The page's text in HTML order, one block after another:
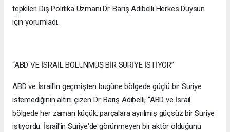
tepkileri Dış Politika Uzmanı Dr. Barış Adıbelli Herkes Duysun
için yorumladı.
“ABD VE İSRAİL BÖLÜNMÜŞ BİR SURİYE İSTİYOR”
ABD ve İsrail'in geçmişten bugüne bölgede güçlü bir Suriye
istemediğinin altını çizen Dr. Barış Adıbelli, “ABD ve İsrail
bölgede her zaman küçük, parçalara ayrılmış güçsüz bir Suriye
istiyordu. İsrail'in Suriye'de görünmeyen bir aktör olduğunu